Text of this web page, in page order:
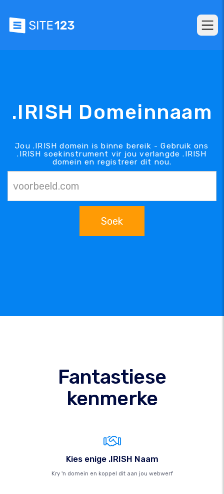
.IRISH Domeinnaam
Jou .IRISH domein is binne bereik - Gebruik ons
.IRISH soekinstrument vir jou verlangde .IRISH
domein en registreer dit nou.
Soek
Fantastiese
kenmerke
Kies enige .IRISH Naam
Kry 'n domein en koppel dit aan jou webwerf